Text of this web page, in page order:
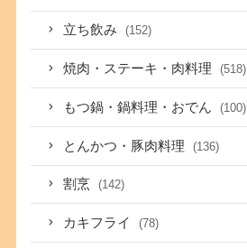
立ち飲み (152)
焼肉・ステーキ・肉料理 (518)
もつ鍋・鍋料理・おでん (100)
とんかつ・豚肉料理 (136)
割烹 (142)
カキフライ (78)